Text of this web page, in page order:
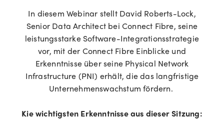
In diesem Webinar stellt David Roberts-Lock,
Senior Data Architect bei Connect Fibre, seine
leistungsstarke Software-Integrationsstrategie
vor, mit der Connect Fibre Einblicke und
Erkenntnisse über seine Physical Network
Infrastructure (PNI) erhält, die das langfristige
Unternehmenswachstum fördern.
Kie wichtigsten Erkenntnisse aus dieser Sitzung: